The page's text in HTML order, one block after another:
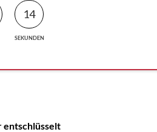
13
SEKUNDEN
entschlüsselt